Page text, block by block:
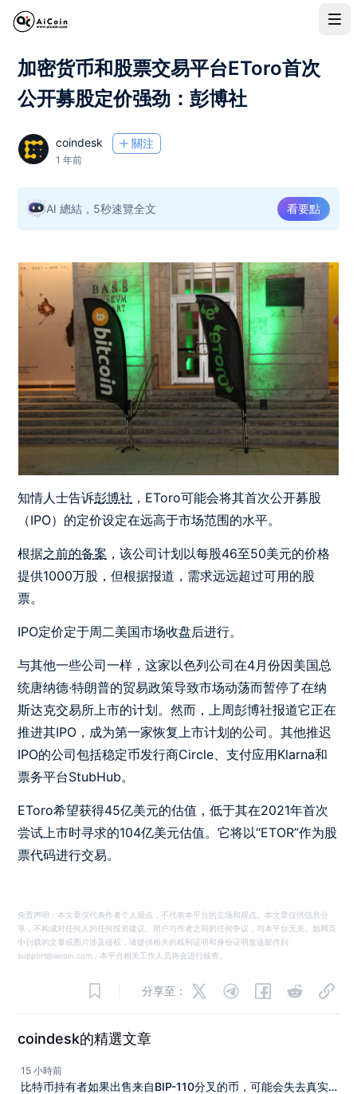
加密货币和股票交易平台EToro首次
公开募股定价强劲：彭博社
coindesk 關注
1 年前
AI 總結，5秒速覽全文 看要點
知情人士告诉彭博社 ，EToro可能会将其首次公开募股
（IPO）的定价设定在远高于市场范围的水平。
根据之前的备案 ，该公司计划以每股46至50美元的价格
提供1000万股，但根据报道，需求远远超过可用的股
票。
IPO定价定于周二美国市场收盘后进行。
与其他一些公司一样，这家以色列公司在4月份因美国总
统唐纳德·特朗普的贸易政策导致市场动荡而暂停了在纳
斯达克交易所上市的计划。然而，上周彭博社报道它正在
推进其IPO，成为第一家恢复上市计划的公司。其他推迟
IPO的公司包括稳定币发行商Circle、支付应用Klarna和
票务平台StubHub。
EToro希望获得45亿美元的估值，低于其在2021年首次
尝试上市时寻求的104亿美元估值。它将以“ETOR”作为股
票代码进行交易。
免责声明：本文章仅代表作者个人观点，不代表本平台的立场和观点。本文章仅供信息分
享，不构成对任何人的任何投资建议。用户与作者之间的任何争议，与本平台无关。如网页
中刊载的文章或图片涉及侵权，请提供相关的权利证明和身份证明发送邮件到
support@aicoin.com，本平台相关工作人员将会进行核查。
分享至：
coindesk的精選文章
15 小時前
比特币持有者如果出售来自BIP-110分叉的币，可能会失去真实